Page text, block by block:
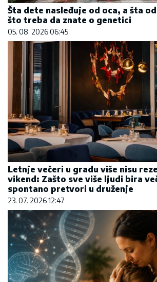
Šta dete nasleđuje od oca, a šta
što treba da znate o genetici
05. 08. 2026 06:45
Letnje večeri u gradu više nisu
vikend: Zašto sve više ljudi bira
spontano pretvori u druženje
23. 07. 2026 12:47